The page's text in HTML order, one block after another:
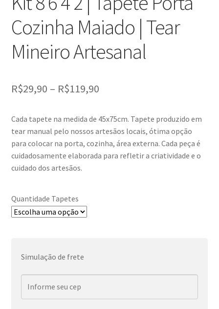
Cozinha Maiado | Tear
Mineiro Artesanal
R$29,90 – R$119,90Faixa
preço:
R$29,90
através
Cada tapete na medida de 45x75cm. Tapete produzido em
tear manual pelo nossos artesãos locais, ótima opção
para colocar na porta, cozinha, área externa. Cada peça é
cuidadosamente elaborada para refletir a criatividade e o
cuidado dos artesãos.
Quantidade Tapetes
Simulação de frete